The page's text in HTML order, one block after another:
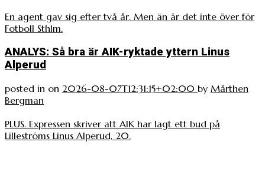
En agent gav sig efter två år. Men än är det inte över för
Fotboll Sthlm.
ANALYS: Så bra är AIK-ryktade yttern Linus
Alperud
posted in on 2026-08-07T12:31:15+02:00 by Mårthen
Bergman
PLUS. Expressen skriver att AIK har lagt ett bud på
Lilleströms Linus Alperud, 20.